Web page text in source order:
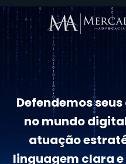
Defendemos
no mundo
atuação
linguagem clara e